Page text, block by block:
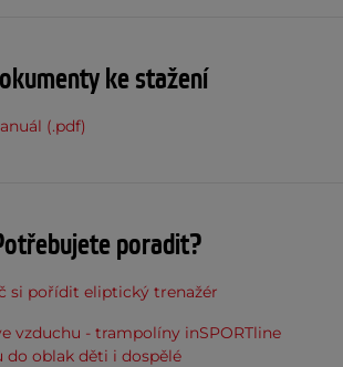
ke stažení
(.pdf)
poradit?
si pořídit eliptický trenažér
vzduchu - trampolíny inSPORTline
do oblak děti i dospělé